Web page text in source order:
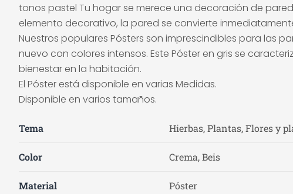
tonos pastel Tu hogar se merece una decoración de
elemento decorativo, la pared se convierte
Nuestros populares Pósters son imprescindibles para las
nuevo con colores intensos. Este Póster en gris se
bienestar en la habitación.
El Póster está disponible en varias Medidas.
Disponible en varios tamaños.
Tema Hierbas, Plantas, Flores y
Color Crema, Beis
Material Póster